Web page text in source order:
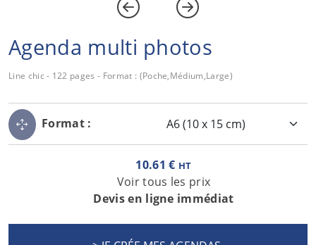
Agenda multi photos
Line chic - 122 pages - Format : (Poche,Médium,Large)
Format :
10.61 € HT
Voir tous les prix
Devis en ligne immédiat